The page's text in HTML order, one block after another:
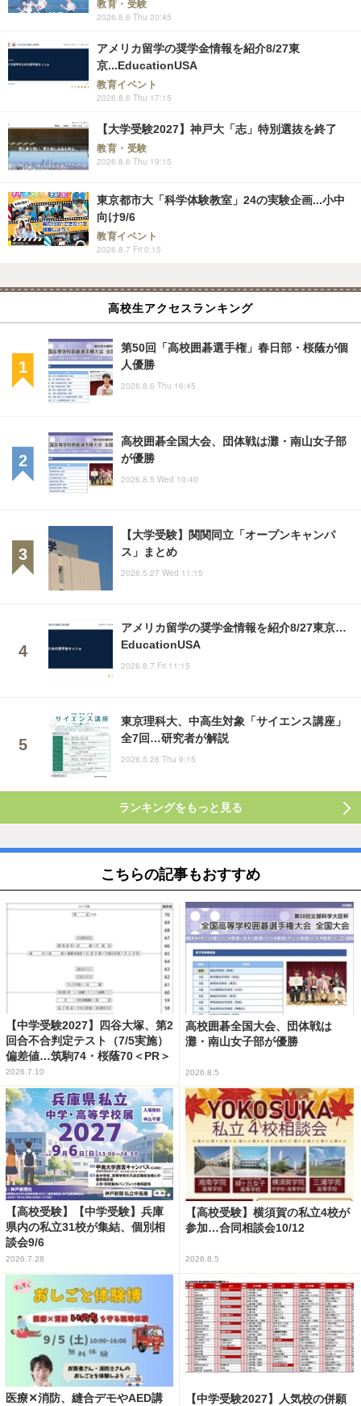
教育・受験
2026.8.6 Thu 20:45
アメリカ留学の奨学金情報を紹介8/27東
京...EducationUSA
教育イベント
2026.8.6 Thu 17:15
【大学受験2027】神戸大「志」特別選抜を終了
教育・受験
2026.8.6 Thu 19:15
東京都市大「科学体験教室」24の実験企画...小中
向け9/6
教育イベント
2026.8.7 Fri 0:15
高校生アクセスランキング
第50回「高校囲碁選手権」春日部・桜蔭が個
人優勝
2026.8.6 Thu 16:45
高校囲碁全国大会、団体戦は灘・南山女子部
が優勝
2026.8.5 Wed 10:40
【大学受験】関関同立「オープンキャンパ
ス」まとめ
2026.5.27 Wed 11:15
アメリカ留学の奨学金情報を紹介8/27東京…
EducationUSA
2026.8.7 Fri 11:15
東京理科大、中高生対象「サイエンス講座」
全7回…研究者が解説
2026.5.28 Thu 9:15
ランキングをもっと見る
こちらの記事もおすすめ
【中学受験2027】四谷大塚、第2
回合不合判定テスト（7/5実施）
偏差値…筑駒74・桜蔭70＜PR＞
2026.7.10
高校囲碁全国大会、団体戦は
灘・南山女子部が優勝
2026.8.5
【高校受験】【中学受験】兵庫
県内の私立31校が集結、個別相
談会9/6
2026.7.28
【高校受験】横須賀の私立4校が
参加…合同相談会10/12
2026.8.5
医療✕消防、縫合デモやAED講
【中学受験2027】人気校の併願